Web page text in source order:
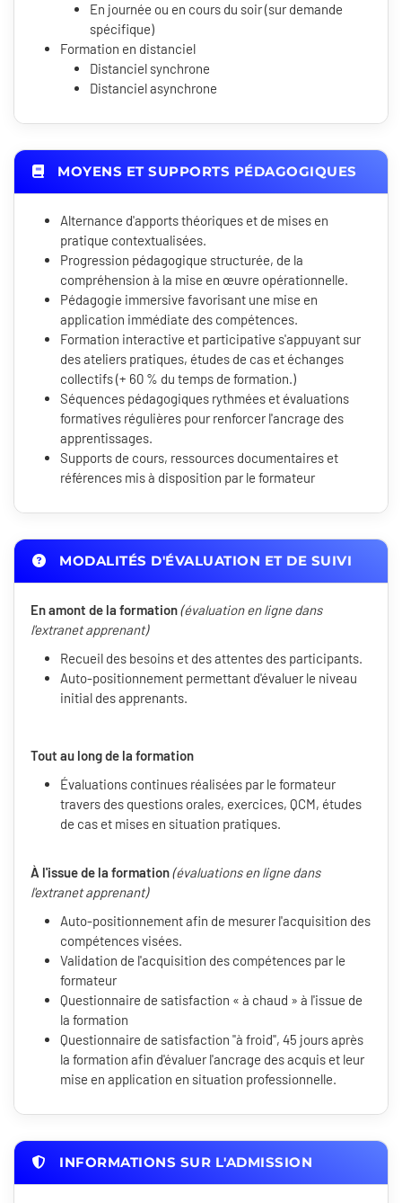
En journée ou en cours du soir (sur demande
spécifique)
Formation en distanciel
Distanciel synchrone
Distanciel asynchrone
MOYENS ET SUPPORTS PÉDAGOGIQUES
Alternance d'apports théoriques et de mises en
pratique contextualisées.
Progression pédagogique structurée, de la
compréhension à la mise en œuvre opérationnelle.
Pédagogie immersive favorisant une mise en
application immédiate des compétences.
Formation interactive et participative s'appuyant sur
des ateliers pratiques, études de cas et échanges
collectifs (+ 60 % du temps de formation.)
Séquences pédagogiques rythmées et évaluations
formatives régulières pour renforcer l'ancrage des
apprentissages.
Supports de cours, ressources documentaires et
références mis à disposition par le formateur
MODALITÉS D'ÉVALUATION ET DE SUIVI
En amont de la formation(évaluation en ligne dans
l'extranet apprenant)
Recueil des besoins et des attentes des participants.
Auto-positionnement permettant d'évaluer le niveau
initial des apprenants.
Tout au long de la formation
Évaluations continues réalisées par le formateur
travers des questions orales, exercices, QCM, études
de cas et mises en situation pratiques.
À l'issue de la formation(évaluations en ligne dans
l'extranet apprenant)
Auto-positionnement afin de mesurer l'acquisition des
compétences visées.
Validation de l'acquisition des compétences par le
formateur
Questionnaire de satisfaction « à chaud » à l'issue de
la formation
Questionnaire de satisfaction "à froid", 45 jours après
la formation afin d'évaluer l'ancrage des acquis et leur
mise en application en situation professionnelle.
INFORMATIONS SUR L'ADMISSION